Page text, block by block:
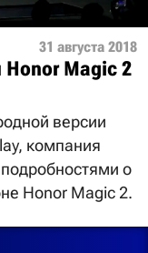
31 августа 2018
Magic 2
версии
компания
о
Honor Magic 2.